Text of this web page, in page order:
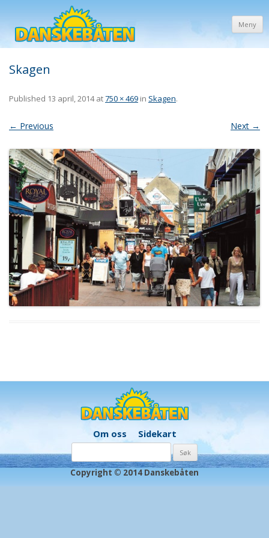
Meny
Skagen
Published 13 april, 2014at750 × 469 in Skagen.
← Previous Next →
Om oss Sidekart
etter:
Copyright © 2014 Danskebåten